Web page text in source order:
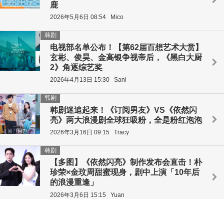
鹿
2026年5月6日 08:54 Mico
电视部名单公布！【第62届百想艺术大赏】
玄彬、俊昊、金高银争视帝后，《黑白大厨
2》角逐综艺奖
韩剧
2026年4月13日 15:30 Sani
韩剧迷追起来！《订阅男友》VS《依然闪
亮》两大浪漫剧全球狂吸粉，全是粉红泡泡
韩剧
2026年3月16日 09:15 Tracy
【多图】《依然闪亮》制作发布会直击！朴
珍荣×金玟周甜蜜现身，剧中上演「10年后
的浪漫重逢」
韩剧
2026年3月6日 15:15 Yuan